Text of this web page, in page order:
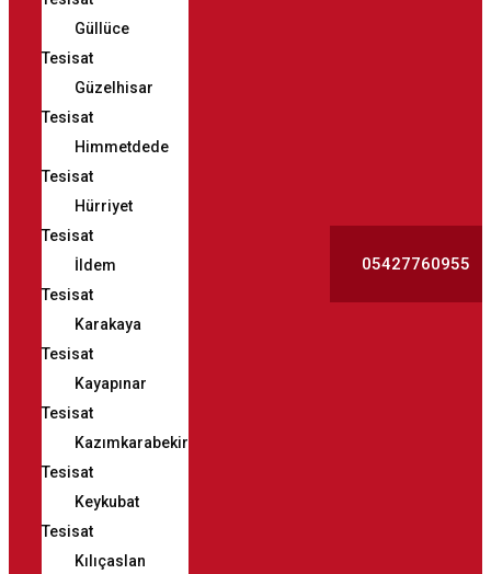
Güllüce
Tesisat
Güzelhisar
Tesisat
Himmetdede
Tesisat
Hürriyet
Tesisat
İldem
Tesisat
Karakaya
Tesisat
Kayapınar
Tesisat
Kazımkarabekir
Tesisat
Keykubat
Tesisat
Kılıçaslan
05427760955